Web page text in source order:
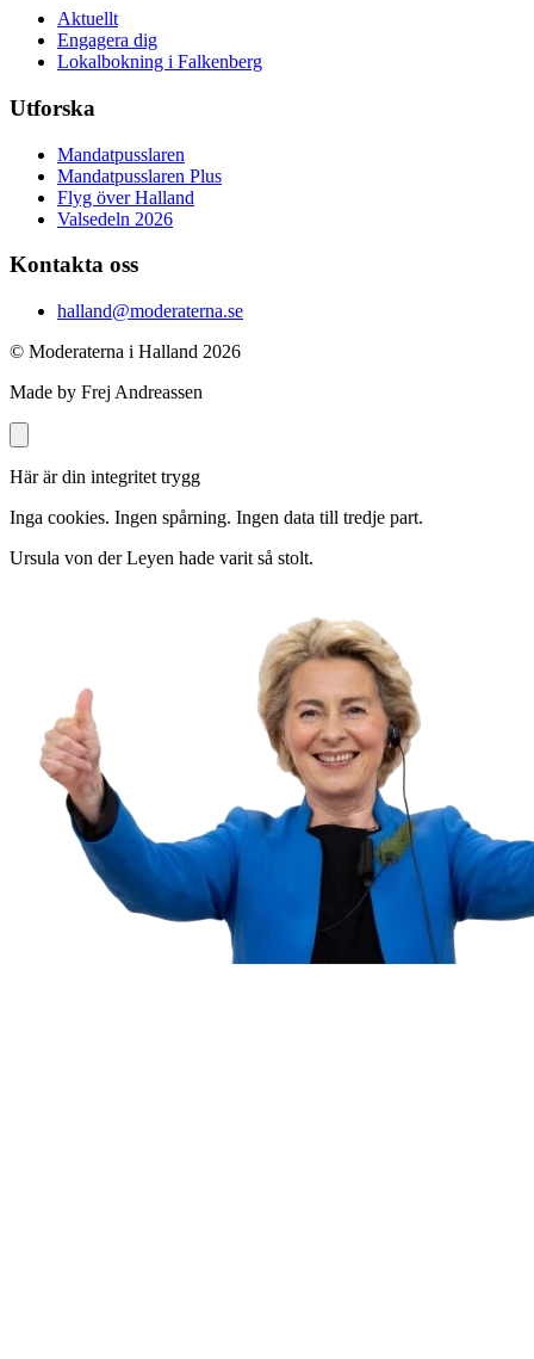
Aktuellt
Engagera dig
Lokalbokning i Falkenberg
Utforska
Mandatpusslaren
Mandatpusslaren Plus
Flyg över Halland
Valsedeln 2026
Kontakta oss
halland@moderaterna.se
© Moderaterna i Halland 2026
Made by Frej Andreassen
Här är din integritet trygg
Inga cookies. Ingen spårning. Ingen data till tredje part.
Ursula von der Leyen hade varit så stolt.